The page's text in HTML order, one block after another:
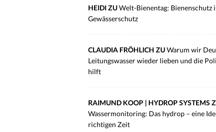
HEIDI ZUWelt-Bienentag: Bienenschutz
Gewässerschutz
CLAUDIA FRÖHLICH ZUWarum wir
Leitungswasser wieder lieben und die
hilft
RAIMUND KOOP | HYDROP SYSTEMS
Wassermonitoring: Das hydrop – eine
richtigen Zeit